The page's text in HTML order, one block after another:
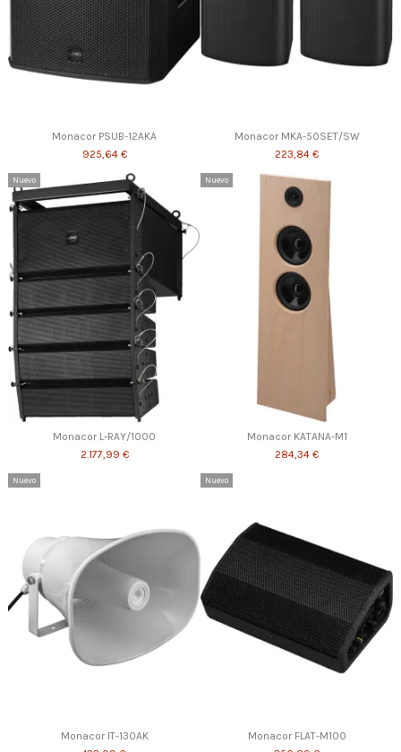
Monacor PSUB-12AKA
925,64 €
Monacor MKA-50SET/SW
223,84 €
Nuevo
Monacor L-RAY/1000
2.177,99 €
Nuevo
Monacor KATANA-M1
284,34 €
Nuevo
Monacor IT-130AK
Nuevo
Monacor FLAT-M100